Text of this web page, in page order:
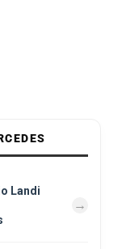
Landi